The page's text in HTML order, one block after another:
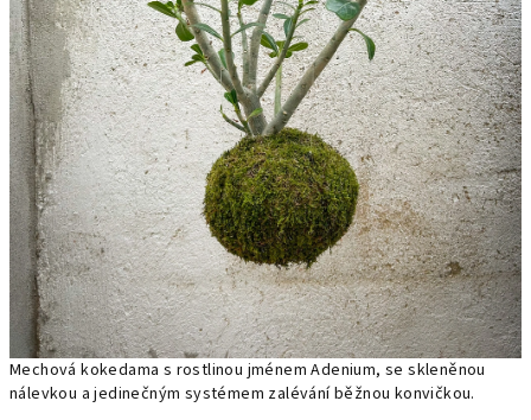
Mechová kokedama s rostlinou jménem Adenium, se skleněnou
nálevkou a jedinečným systémem zalévání běžnou konvičkou.